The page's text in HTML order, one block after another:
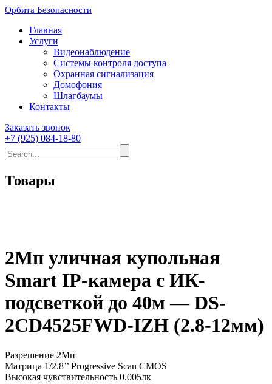
Орбита Безопасности
Главная
Услуги
Видеонаблюдение
Системы контроля доступа
Охранная сигнализация
Домофония
Шлагбаумы
Контакты
Заказать звонок
+7 (925) 084-18-80
Товары
2Мп уличная купольная
Smart IP-камера с ИК-
подсветкой до 40м — DS-
2CD4525FWD-IZH (2.8-12мм)
Разрешение 2Мп
Матрица 1/2.8’’ Progressive Scan CMOS
Высокая чувствительность 0.005лк